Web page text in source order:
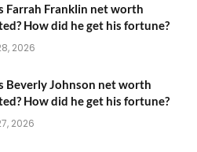
Farrah Franklin net worth
How did he get his fortune?
2026
Beverly Johnson net worth
How did he get his fortune?
2026